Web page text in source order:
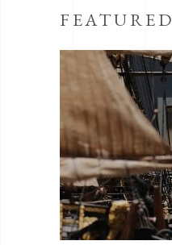
FEATURED